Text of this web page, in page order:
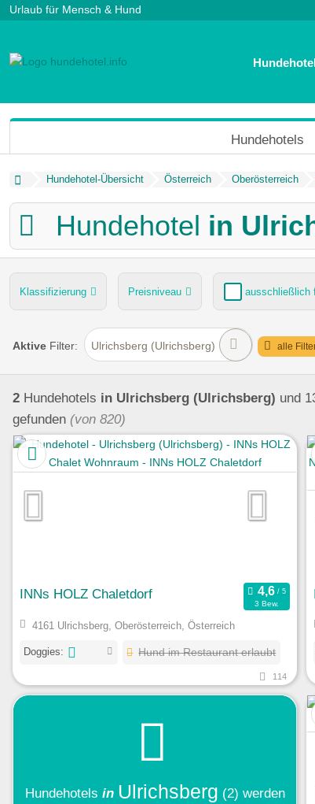
Urlaub für Mensch & Hund
Hundehotels
Hundehotel-Übersicht Österreich Oberösterreich
Hundehotel in
Klassifizierung Preisniveau ausschließlich
Hund im Restaurant erlaubt Dogsitting
Aktive Filter: Ulrichsberg (Ulrichsberg) alle
2 Hundehotels in Ulrichsberg (Ulrichsberg) und
gefunden (von 820)
INNs HOLZ Chaletdorf
3 Bew.
4161 Ulrichsberg, Oberösterreich, Österreich
Doggies: Hund im Restaurant erlaubt
114
Hundehotels in Ulrichsberg (2) werden